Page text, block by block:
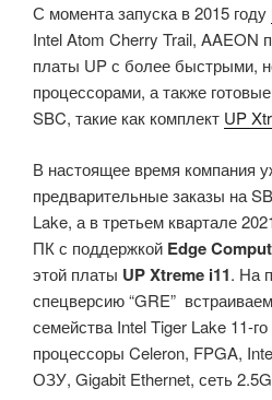
С момента запуска в 2015 году
Intel Atom Cherry Trail, AAEON
платы UP с более быстрыми,
процессорами, а также
SBC, такие как комплект UP
В настоящее время компания
предварительные заказы на
Lake, а в третьем квартале
ПК с поддержкой Edge
этой платы UP Xtreme i11. На
спецверсию “GRE”
семейства Intel Tiger Lake 11-
процессоры Celeron, FPGA,
ОЗУ, Gigabit Ethernet, сеть